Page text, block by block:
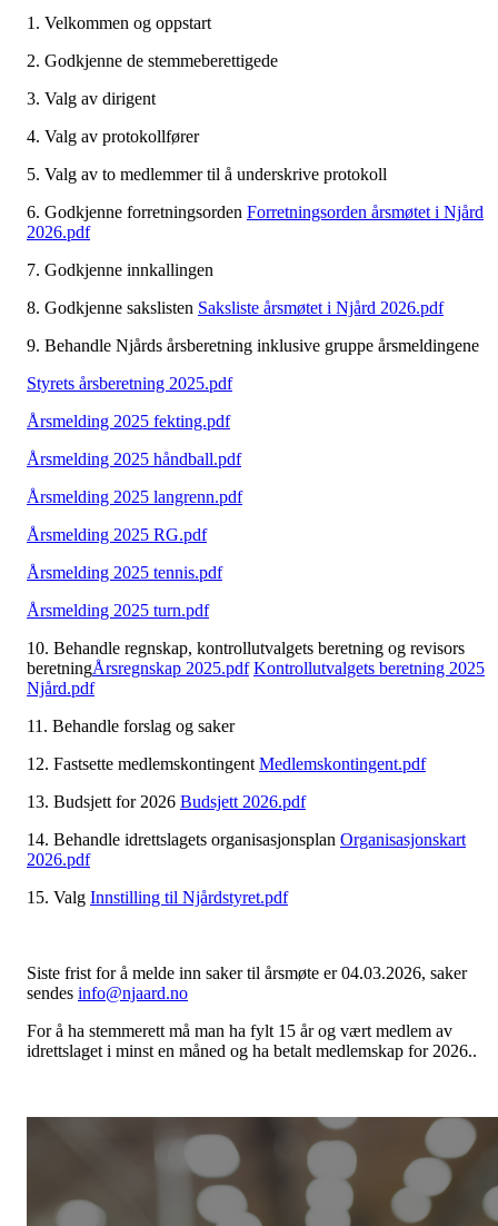
1. Velkommen og oppstart
2. Godkjenne de stemmeberettigede
3. Valg av dirigent
4. Valg av protokollfører
5. Valg av to medlemmer til å underskrive protokoll
6. Godkjenne forretningsorden Forretningsorden årsmøtet i Njård
2026.pdf
7. Godkjenne innkallingen
8. Godkjenne sakslisten Saksliste årsmøtet i Njård 2026.pdf
9. Behandle Njårds årsberetning inklusive gruppe årsmeldingene
Styrets årsberetning 2025.pdf
Årsmelding 2025 fekting.pdf
Årsmelding 2025 håndball.pdf
Årsmelding 2025 langrenn.pdf
Årsmelding 2025 RG.pdf
Årsmelding 2025 tennis.pdf
Årsmelding 2025 turn.pdf
10. Behandle regnskap, kontrollutvalgets beretning og revisors
beretningÅrsregnskap 2025.pdf Kontrollutvalgets beretning 2025
Njård.pdf
11. Behandle forslag og saker
12. Fastsette medlemskontingent Medlemskontingent.pdf
13. Budsjett for 2026 Budsjett 2026.pdf
14. Behandle idrettslagets organisasjonsplan Organisasjonskart
2026.pdf
15. Valg Innstilling til Njårdstyret.pdf
Siste frist for å melde inn saker til årsmøte er 04.03.2026, saker
sendes info@njaard.no
For å ha stemmerett må man ha fylt 15 år og vært medlem av
idrettslaget i minst en måned og ha betalt medlemskap for 2026..